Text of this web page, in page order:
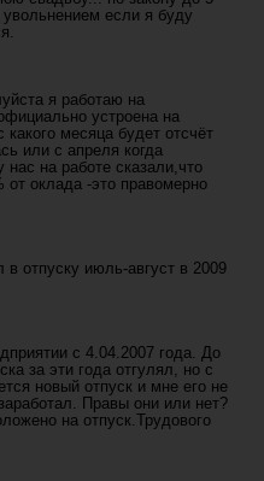
если я буду
я работаю на
устроена на
месяца будет отсчёт
или с апреля когда
на работе сказали,что
от оклада -это правомерно
июль-август в 2009
с 4.04.2007 года. До
за эти года отгулял, но с
новый отпуск и мне его не
Правы они или нет?
на отпуск.Трудового